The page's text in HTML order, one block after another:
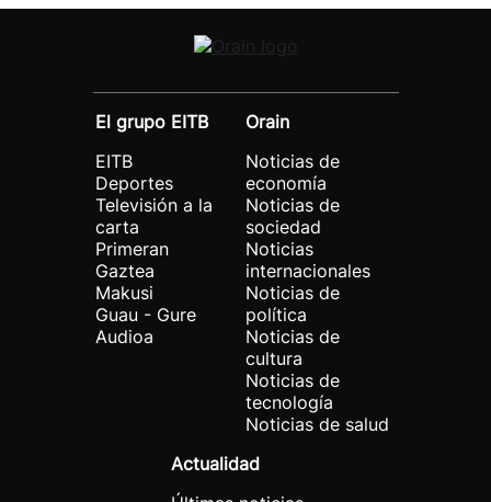
El grupo EITB
EITB
Deportes
Televisión a la
carta
Primeran
Gaztea
Makusi
Guau - Gure
Audioa
Orain
Noticias de
economía
Noticias de
sociedad
Noticias
internacionales
Noticias de
política
Noticias de
cultura
Noticias de
tecnología
Noticias de salud
Actualidad